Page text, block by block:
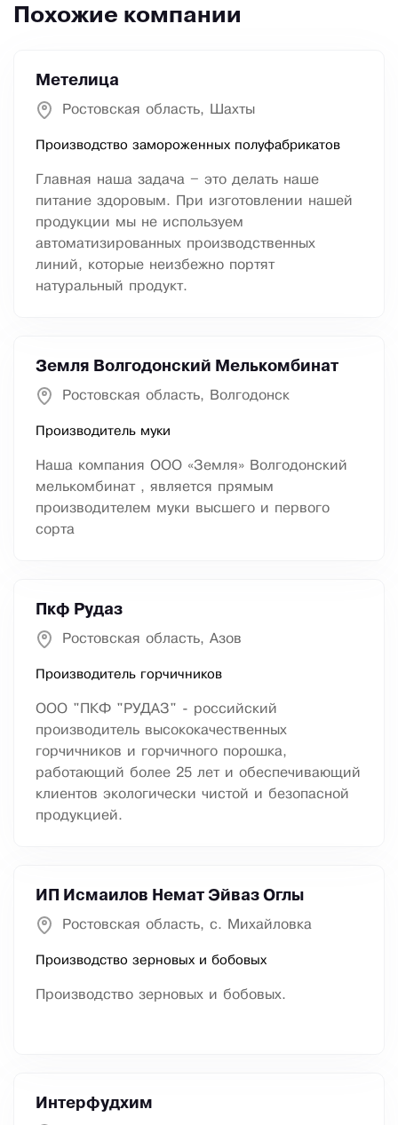
Похожие компании
Метелица
Ростовская область, Шахты
Производство замороженных полуфабрикатов
Главная наша задача – это делать наше
питание здоровым. При изготовлении нашей
продукции мы не используем
автоматизированных производственных
линий, которые неизбежно портят
натуральный продукт.
Земля Волгодонский Мелькомбинат
Ростовская область, Волгодонск
Производитель муки
Наша компания ООО «Земля» Волгодонский
мелькомбинат , является прямым
производителем муки высшего и первого
сорта
Пкф Рудаз
Ростовская область, Азов
Производитель горчичников
ООО "ПКФ "РУДАЗ" - российский
производитель высококачественных
горчичников и горчичного порошка,
работающий более 25 лет и обеспечивающий
клиентов экологически чистой и безопасной
продукцией.
ИП Исмаилов Немат Эйваз Оглы
Ростовская область, с. Михайловка
Производство зерновых и бобовых
Производство зерновых и бобовых.
Интерфудхим